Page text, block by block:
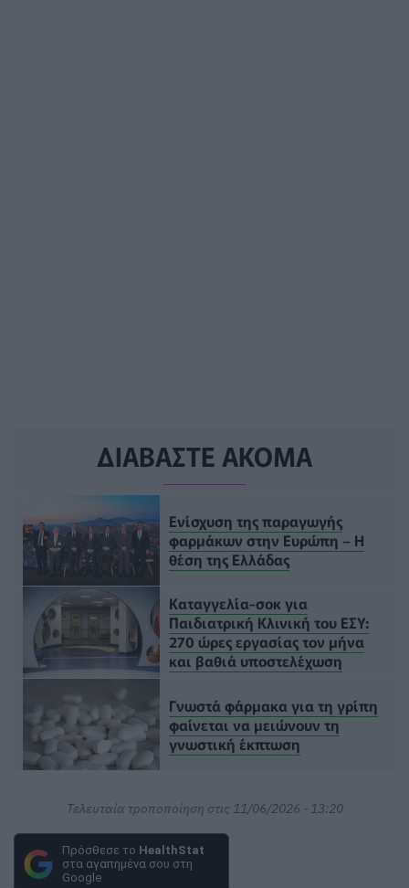
ΔΙΑΒΑΣΤΕ ΑΚΟΜΑ
Ενίσχυση της παραγωγής
φαρμάκων στην Ευρώπη – Η
θέση της Ελλάδας
Καταγγελία-σοκ για
Παιδιατρική Κλινική του ΕΣΥ:
270 ώρες εργασίας τον μήνα
και βαθιά υποστελέχωση
Γνωστά φάρμακα για τη γρίπη
φαίνεται να μειώνουν τη
γνωστική έκπτωση
Τελευταία τροποποίηση στις 11/06/2026 - 13:20
Πρόσθεσε το HealthStat
στα αγαπημένα σου στη
Google